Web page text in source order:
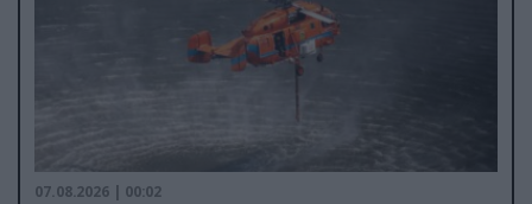
07.08.2026 | 00:02